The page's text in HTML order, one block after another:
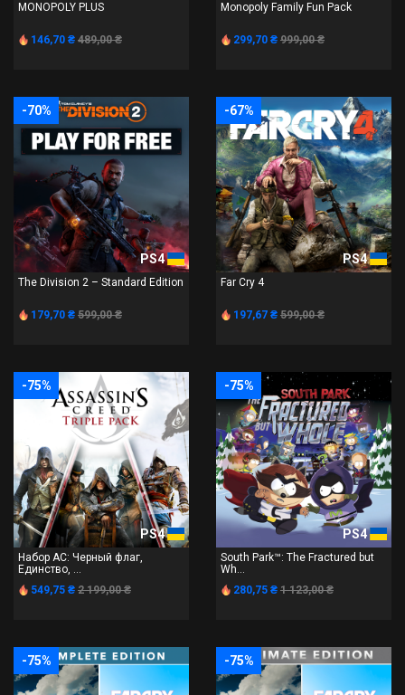
MONOPOLY PLUS
146,70 ₴ 489,00 ₴
Monopoly Family Fun Pack
299,70 ₴ 999,00 ₴
-70%
PS4
The Division 2 – Standard Edition
179,70 ₴ 599,00 ₴
-67%
PS4
Far Cry 4
197,67 ₴ 599,00 ₴
-75%
PS4
Набор AC: Черный флаг,
Единство, ...
549,75 ₴ 2 199,00 ₴
-75%
PS4
South Park™: The Fractured but
Wh...
280,75 ₴ 1 123,00 ₴
-75% -75%